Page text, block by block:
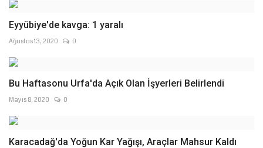
Eyyübiye'de kavga: 1 yaralı
Ağustos 13, 2020 0
Bu Haftasonu Urfa'da Açık Olan İşyerleri Belirlendi
Mayıs 8, 2020 0
Karacadağ'da Yoğun Kar Yağışı, Araçlar Mahsur Kaldı